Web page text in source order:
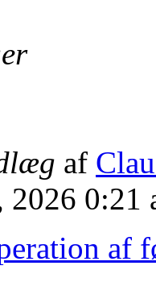
af
0:21
af